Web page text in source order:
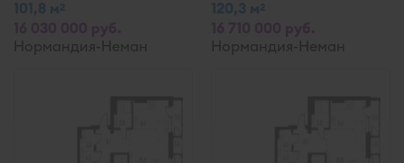
101,8 м2
Нормандия-Неман
120,3 м2
Нормандия-Неман